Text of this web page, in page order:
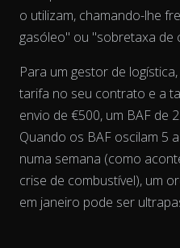
View as data table, Chart
o utilizam, chamando-lhe
gasóleo" ou "sobretaxa de
Para um gestor de
tarifa no seu contrato e a
envio de €500, um BAF de
Quando os BAF oscilam 5
numa semana (como
crise de combustível), um
em janeiro pode ser